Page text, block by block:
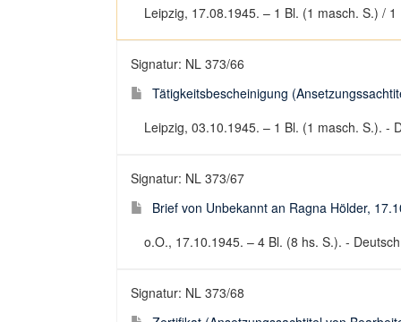
Leipzig, 17.08.1945. – 1 Bl. (1 masch. S.) /
Signatur: NL 373/66
Tätigkeitsbescheinigung
Leipzig, 03.10.1945. – 1 Bl. (1 masch. S.). -
Signatur: NL 373/67
Brief von Unbekannt an Ragna Hölder,
o.O., 17.10.1945. – 4 Bl. (8 hs. S.). -
Signatur: NL 373/68